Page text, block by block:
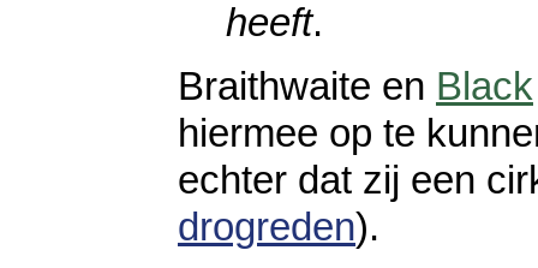
heeft.
Braithwaite en Black
hiermee op te
echter dat zij een
drogreden).